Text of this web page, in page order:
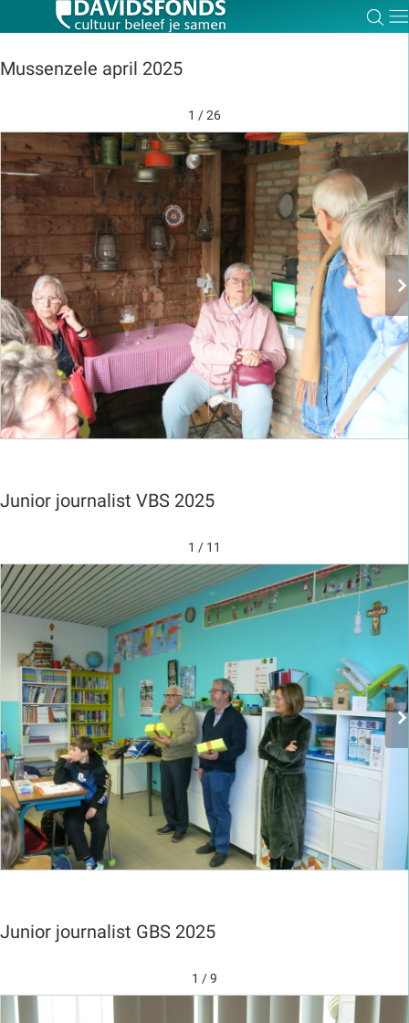
Mussenzele april 2025
1 / 26
Junior journalist VBS 2025
1 / 11
Junior journalist GBS 2025
1 / 9
Zoek:
Zoeken